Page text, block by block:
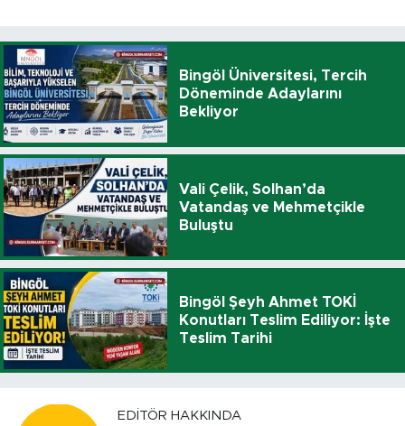
Bingöl Üniversitesi, Tercih
Döneminde Adaylarını
Bekliyor
Vali Çelik, Solhan’da
Vatandaş ve Mehmetçikle
Buluştu
Bingöl Şeyh Ahmet TOKİ
Konutları Teslim Ediliyor: İşte
Teslim Tarihi
EDITÖR HAKKINDA